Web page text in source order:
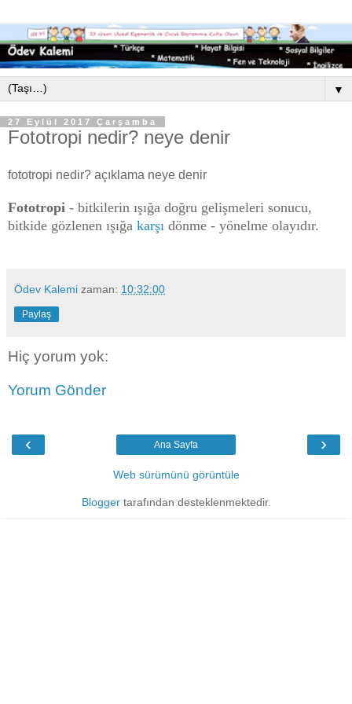
▼
27 Eylül 2017 Çarşamba
Fototropi nedir? neye denir
fototropi nedir? açıklama neye denir
Fototropi - bitkilerin ışığa doğru gelişmeleri sonucu,
bitkide gözlenen ışığa karşı dönme - yönelme olayıdır.
Ödev Kalemi zaman: 10:32:00
Paylaş
Hiç yorum yok:
Yorum Gönder
‹ ›
Ana Sayfa
Web sürümünü görüntüle
Bloggertarafından desteklenmektedir.